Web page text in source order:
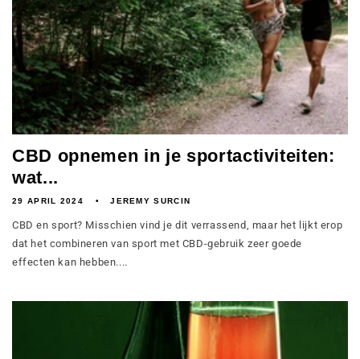
CBD opnemen in je sportactiviteiten:
wat...
29 APRIL 2024 JEREMY SURCIN
CBD en sport? Misschien vind je dit verrassend, maar het lijkt erop
dat het combineren van sport met CBD-gebruik zeer goede
effecten kan hebben....